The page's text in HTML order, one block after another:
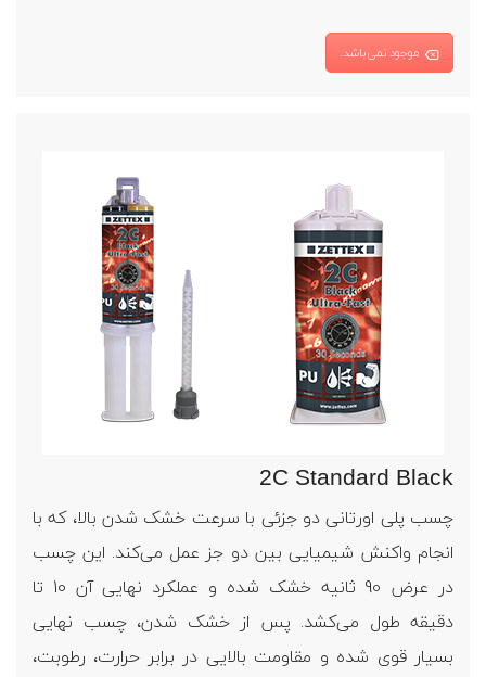
موجود نمی‌باشد.
2C Standard Black
چسب پلی اورتانی دو جزئی با سرعت خشک شدن بالا، که با
انجام واکنش شیمیایی بین دو جز عمل می‌کند. این چسب
در عرض 90 ثانیه خشک شده و عملکرد نهایی آن 10 تا
دقیقه طول می‌کشد. پس از خشک شدن، چسب نهایی
بسیار قوی شده و مقاومت بالایی در برابر حرارت، رطوبت،